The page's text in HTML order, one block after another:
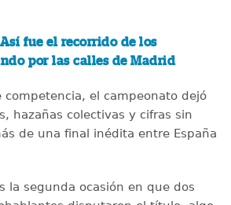
Así fue el recorrido de los
por las calles de Madrid
el campeonato dejó
hazañas colectivas y cifras sin
de una final inédita entre España
la segunda ocasión en que dos